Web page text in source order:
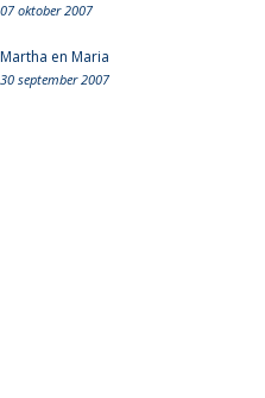
07 oktober 2007
Martha en Maria
30 september 2007